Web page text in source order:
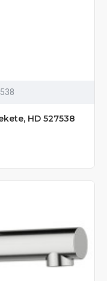
HD 527538